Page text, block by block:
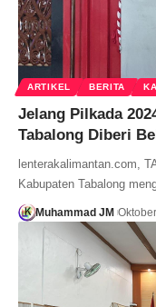
ARTIKEL BERITA
Jelang Pilkada
Tabalong Diberi
lenterakalimantan.com,
Kabupaten Tabalong
Muhammad JM